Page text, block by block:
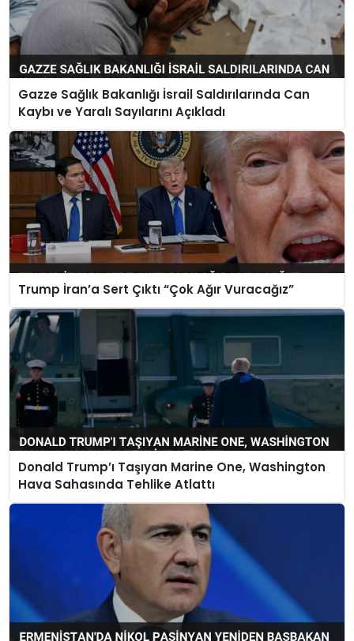
Gazze Sağlık Bakanlığı İsrail Saldırılarında Can
Kaybı ve Yaralı Sayılarını Açıkladı
Trump İran’a Sert Çıktı “Çok Ağır Vuracağız”
Donald Trump’ı Taşıyan Marine One, Washington
Hava Sahasında Tehlike Atlattı